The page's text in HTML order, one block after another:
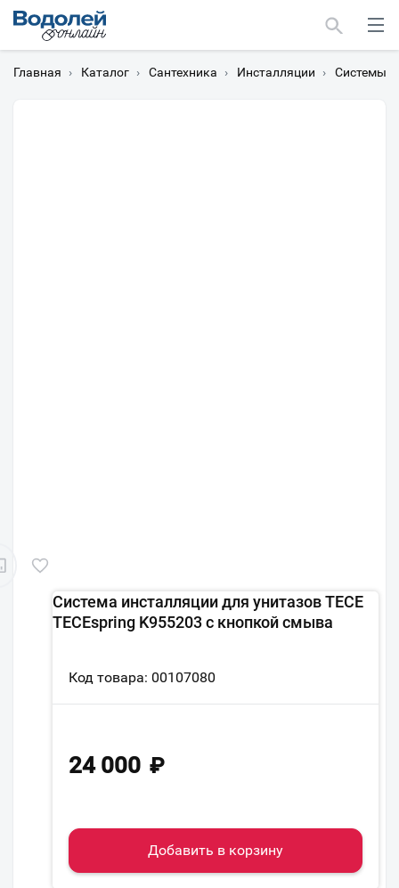
Главная › Каталог › Сантехника › Инсталляции › Системы
Система инсталляции для унитазов TECE
TECEspring K955203 с кнопкой смыва
Код товара: 00107080
24 000 ₽
Добавить в корзину